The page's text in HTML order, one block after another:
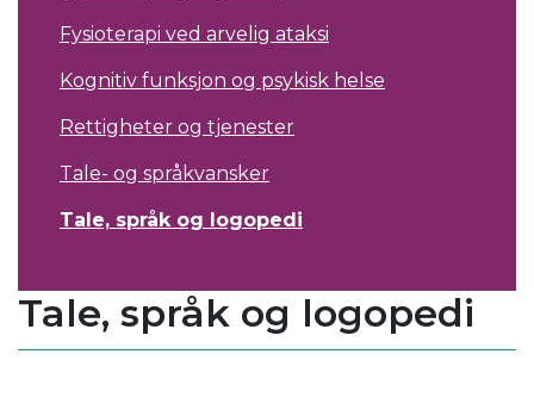
Fysioterapi ved arvelig ataksi
Kognitiv funksjon og psykisk helse
Rettigheter og tjenester
Tale- og språkvansker
Tale, språk og logopedi
Tale, språk og logopedi